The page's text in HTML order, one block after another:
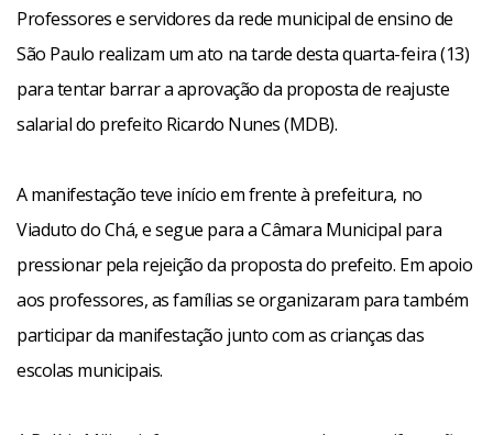
Professores e servidores da rede municipal de ensino de
São Paulo realizam um ato na tarde desta quarta-feira (13)
para tentar barrar a aprovação da proposta de reajuste
salarial do prefeito Ricardo Nunes (MDB).
A manifestação teve início em frente à prefeitura, no
Viaduto do Chá, e segue para a Câmara Municipal para
pressionar pela rejeição da proposta do prefeito. Em apoio
aos professores, as famílias se organizaram para também
participar da manifestação junto com as crianças das
escolas municipais.